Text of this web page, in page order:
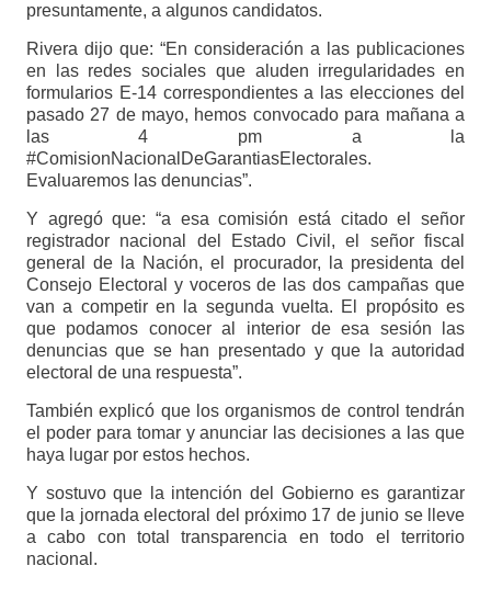
presuntamente, a algunos candidatos.
Rivera dijo que: “En consideración a las publicaciones
en las redes sociales que aluden irregularidades en
formularios E-14 correspondientes a las elecciones del
pasado 27 de mayo, hemos convocado para mañana a
las 4 pm a la
#ComisionNacionalDeGarantiasElectorales.
Evaluaremos las denuncias”.
Y agregó que: “a esa comisión está citado el señor
registrador nacional del Estado Civil, el señor fiscal
general de la Nación, el procurador, la presidenta del
Consejo Electoral y voceros de las dos campañas que
van a competir en la segunda vuelta. El propósito es
que podamos conocer al interior de esa sesión las
denuncias que se han presentado y que la autoridad
electoral de una respuesta”.
También explicó que los organismos de control tendrán
el poder para tomar y anunciar las decisiones a las que
haya lugar por estos hechos.
Y sostuvo que la intención del Gobierno es garantizar
que la jornada electoral del próximo 17 de junio se lleve
a cabo con total transparencia en todo el territorio
nacional.